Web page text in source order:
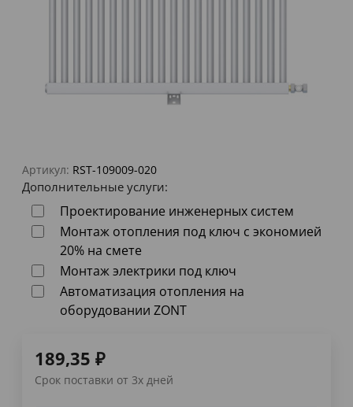
Артикул: RST-109009-020
Дополнительные услуги:
Проектирование инженерных систем
Монтаж отопления под ключ с экономией
20% на смете
Монтаж электрики под ключ
Автоматизация отопления на
оборудовании ZONT
189,35 ₽
Срок поставки от 3х дней